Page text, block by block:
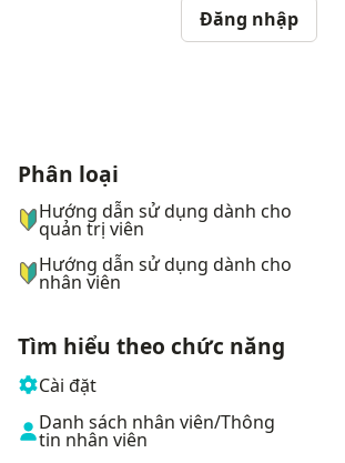
Đăng nhập
ナビゲーションメニュー
Phân loại
Hướng dẫn sử dụng dành cho
quản trị viên
Hướng dẫn sử dụng dành cho
nhân viên
Tìm hiểu theo chức năng
Cài đặt
Danh sách nhân viên/Thông
tin nhân viên